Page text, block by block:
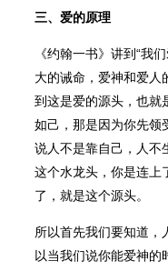
三、爱的原理
《约翰一书》讲到“我
大的诫命，爱神和爱人
到这是爱的源头，也就
如己，那是因为你先领
说人不是靠自己，人不
这个水龙头，你是连上
了，就是这个源头。
所以首先我们要知道，
以当我们说你能爱神的